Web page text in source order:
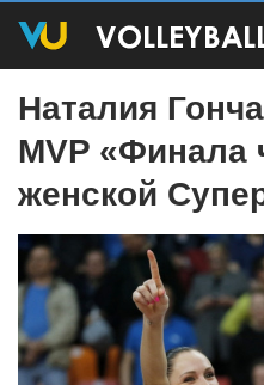
Наталия
MVP «Финала
женской